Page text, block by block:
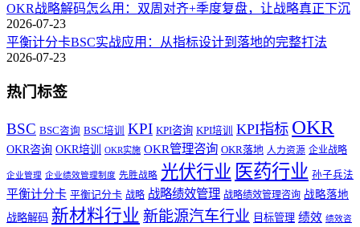
OKR战略解码怎么用：双周对齐+季度复盘，让战略真正下沉
2026-07-23
平衡计分卡BSC实战应用：从指标设计到落地的完整打法
2026-07-23
热门标签
BSC BSC咨询 BSC培训 KPI KPI咨询 KPI培训 KPI指标 OKR
OKR咨询 OKR培训 OKR实施 OKR管理咨询 OKR落地 人力资源 企业战略
企业管理 企业绩效管理制度 先胜战略 光伏行业 医药行业 孙子兵法
平衡计分卡 平衡记分卡 战略 战略绩效管理 战略绩效管理咨询 战略落地
战略解码 新材料行业 新能源汽车行业 目标管理 绩效 绩效咨